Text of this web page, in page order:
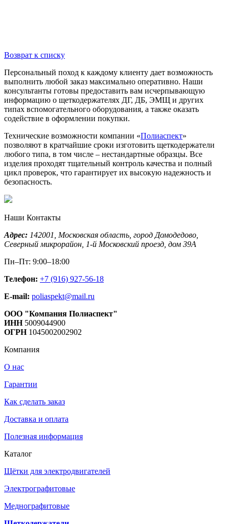
Возврат к списку
Персональный поход к каждому клиенту дает возможность
выполнить любой заказ максимально оперативно. Наши
консультанты готовы предоставить вам исчерпывающую
информацию о щеткодержателях ДГ, ДБ, ЭМЩ и других
типах вспомогательного оборудования, а также оказать
содействие в оформлении покупки.
Технические возможности компании «Полиаспект»
позволяют в кратчайшие сроки изготовить щеткодержатели
любого типа, в том числе – нестандартные образцы. Все
изделия проходят тщательный контроль качества и полный
цикл проверок, что гарантирует их высокую надежность и
безопасность.
Наши Контакты
Адрес: 142001, Московская область, город Домодедово
Северный микрорайон, 1-й Московский проезд, дом 39А
Пн–Пт: 9:00–18:00
Телефон: +7 (916) 927-56-18
E-mail: poliaspekt@mail.ru
ООО "Компания Полиаспект"
ИНН5009044900
ОГРН 1045002002902
Компания
О нас
Гарантии
Как сделать заказ
Доставка и оплата
Полезная информация
Каталог
Щётки для электродвигателей
Электрографитовые
Меднографитовые